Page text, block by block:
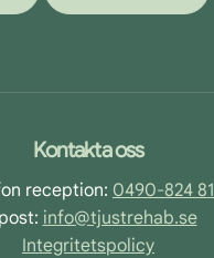
Footer
Kontakta oss
reception: 0490-824 81
info@tjustrehab.se
Integritetspolicy